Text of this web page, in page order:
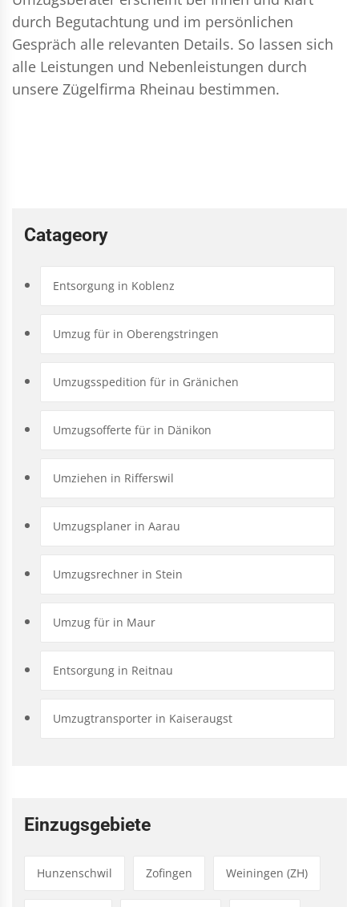
durch Begutachtung und im persönlichen
Gespräch alle relevanten Details. So lassen sich
alle Leistungen und Nebenleistungen durch
unsere Zügelfirma Rheinau bestimmen.
Catageory
Entsorgung in Koblenz
Umzug für in Oberengstringen
Umzugsspedition für in Gränichen
Umzugsofferte für in Dänikon
Umziehen in Rifferswil
Umzugsplaner in Aarau
Umzugsrechner in Stein
Umzug für in Maur
Entsorgung in Reitnau
Umzugtransporter in Kaiseraugst
Einzugsgebiete
Hunzenschwil Zofingen Weiningen (ZH)